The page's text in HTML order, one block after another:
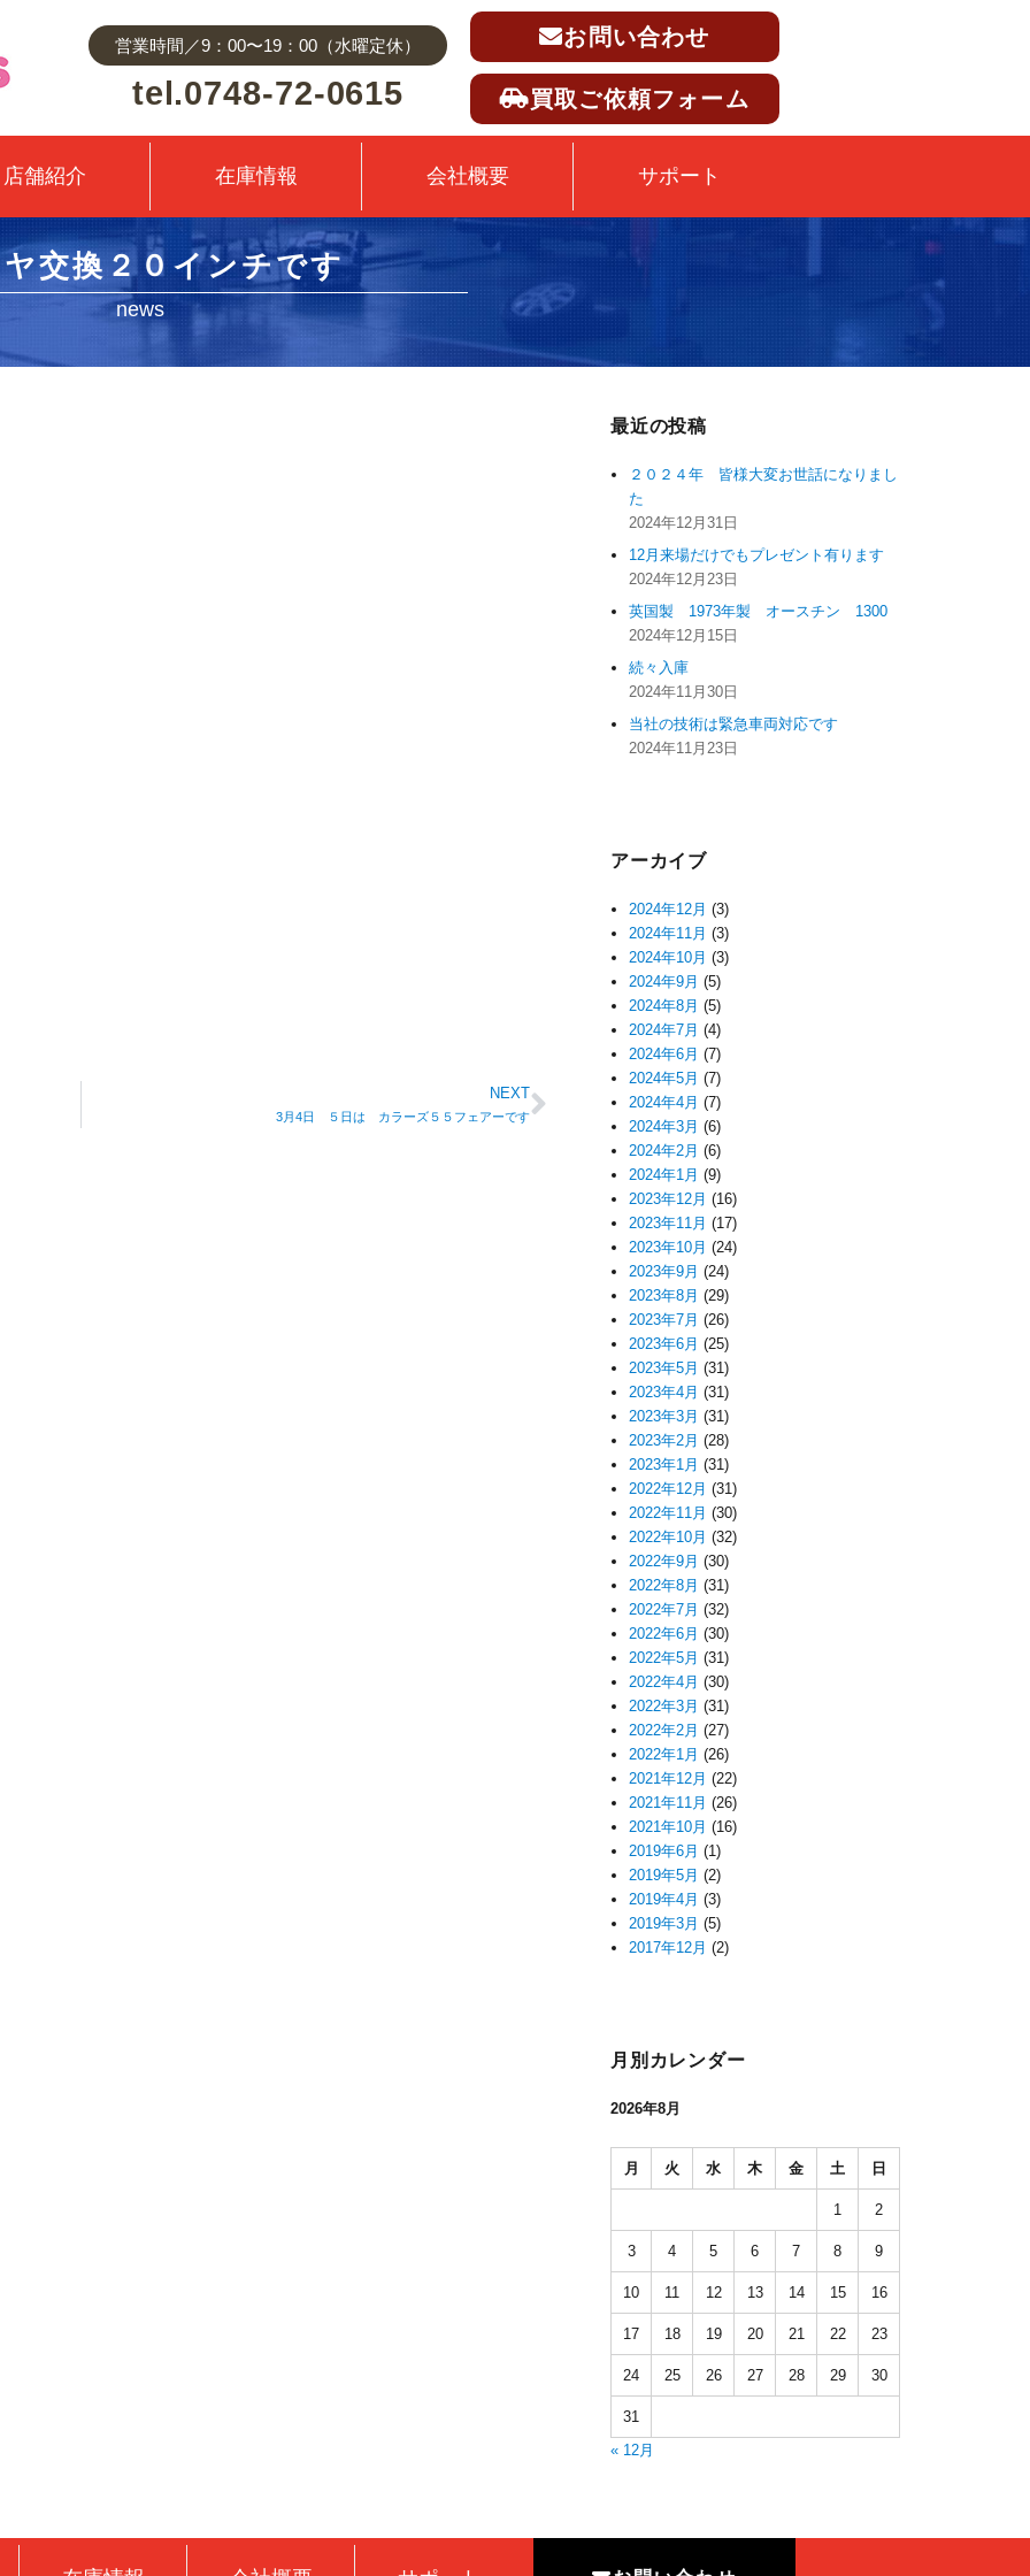
営業時間／9：00〜19：00（水曜定休）
tel.0748-72-0615
お問い合わせ
買取ご依頼フォーム
店舗紹介 在庫情報 会社概要 サポート
交換２０インチです
news
NEXT
3月4日 ５日は カラーズ５５フェアーです
最近の投稿
２０２４年 皆様大変お世話になりまし
た
2024年12月31日
12月来場だけでもプレゼント有ります
2024年12月23日
英国製 1973年製 オースチン 1300
2024年12月15日
続々入庫
2024年11月30日
当社の技術は緊急車両対応です
2024年11月23日
アーカイブ
2024年12月 (3)
2024年11月 (3)
2024年10月 (3)
2024年9月 (5)
2024年8月 (5)
2024年7月 (4)
2024年6月 (7)
2024年5月 (7)
2024年4月 (7)
2024年3月 (6)
2024年2月 (6)
2024年1月 (9)
2023年12月 (16)
2023年11月 (17)
2023年10月 (24)
2023年9月 (24)
2023年8月 (29)
2023年7月 (26)
2023年6月 (25)
2023年5月 (31)
2023年4月 (31)
2023年3月 (31)
2023年2月 (28)
2023年1月 (31)
2022年12月 (31)
2022年11月 (30)
2022年10月 (32)
2022年9月 (30)
2022年8月 (31)
2022年7月 (32)
2022年6月 (30)
2022年5月 (31)
2022年4月 (30)
2022年3月 (31)
2022年2月 (27)
2022年1月 (26)
2021年12月 (22)
2021年11月 (26)
2021年10月 (16)
2019年6月 (1)
2019年5月 (2)
2019年4月 (3)
2019年3月 (5)
2017年12月 (2)
月別カレンダー
2026年8月
月 火 水 木 金 土 日
1 2
3 4 5 6 7 8 9
10 11 12 13 14 15 16
17 18 19 20 21 22 23
24 25 26 27 28 29 30
31
« 12月